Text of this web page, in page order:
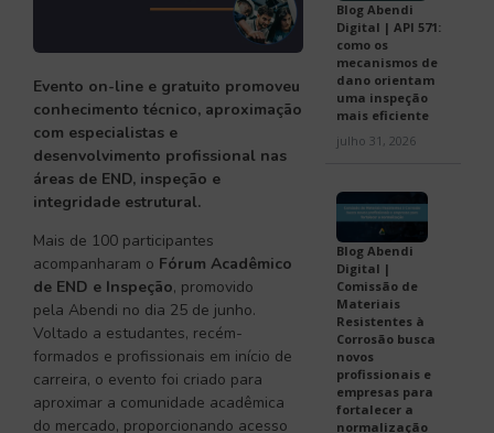
Evento on-line e gratuito promoveu
conhecimento técnico, aproximação
com especialistas e
desenvolvimento profissional nas
áreas de END, inspeção e
integridade estrutural.
Mais de 100 participantes
acompanharam o Fórum Acadêmico
de END e Inspeção, promovido
pela Abendi no dia 25 de junho.
Voltado a estudantes, recém-
formados e profissionais em início de
carreira, o evento foi criado para
aproximar a comunidade acadêmica
do mercado, proporcionando acesso
Blog Abendi
Digital | API 571:
como os
mecanismos de
dano orientam
uma inspeção
mais eficiente
julho 31, 2026
Blog Abendi
Digital |
Comissão de
Materiais
Resistentes à
Corrosão busca
novos
profissionais e
empresas para
fortalecer a
normalização